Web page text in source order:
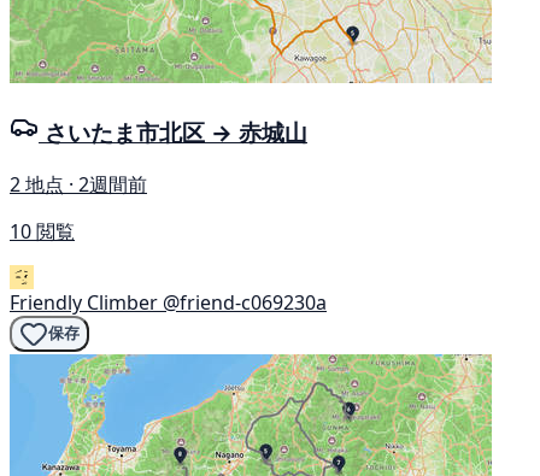
さいたま市北区 → 赤城山
2 地点 · 2週間前
10 閲覧
Friendly Climber @friend-c069230a
保存